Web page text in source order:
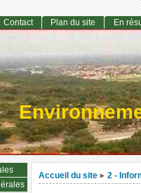
Accueil du site > 2 -
Contact Plan du site En